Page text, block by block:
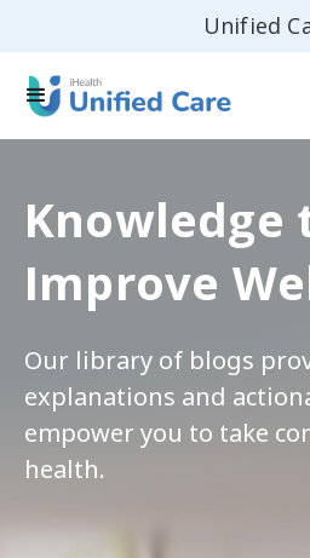
Unified
Knowledge
Improve
Our library of blogs
explanations and
empower you to take
health.